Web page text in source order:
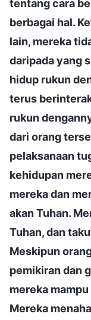
tentang cara
berbagai hal.
lain, mereka
daripada yang
hidup rukun
terus
rukun
dari orang
pelaksanaan
kehidupan
mereka dan
akan Tuhan.
Tuhan, dan
Meskipun
pemikiran dan
mereka
Mereka